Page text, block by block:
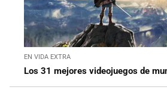
EN VIDA EXTRA
Los 31 mejores videojuegos de